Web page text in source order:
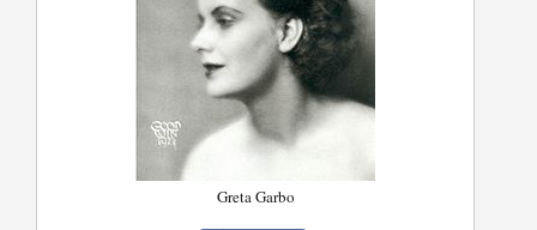
Greta Garbo